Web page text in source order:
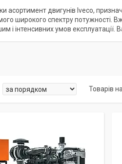
асортимент двигунів Iveco,
широкого спектру потужності.
і інтенсивних умов